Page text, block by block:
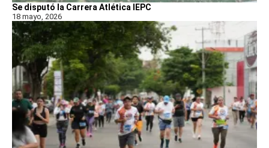
Se disputó la Carrera Atlética IEPC
18 mayo, 2026